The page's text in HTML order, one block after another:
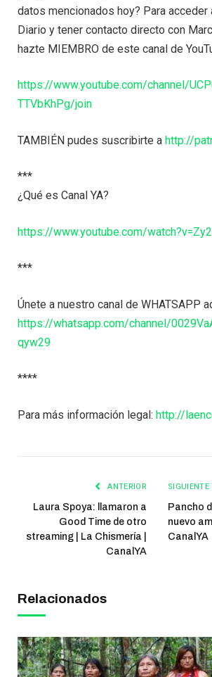
datos mencionados hoy? Para
Diario y tener contacto directo con
hazte MIEMBRO de este canal de
https://www.youtube.com/channel/
TTVbKhPg/join
TAMBIÉN pudes suscribirte a http://
***
¿Qué es Canal YA?
https://www.youtube.com/
***
Únete a nuestro canal de WHATSAPP
https://whatsapp.com/channel/
qyw29
****
Para más información legal: http://
ANTERIOR
Laura Spoya: llamaron a
Good Time de otro
streaming | La Chismería |
CanalYA
SIGUIENTE
Pancho
nuevo
CanalYA
Relacionados